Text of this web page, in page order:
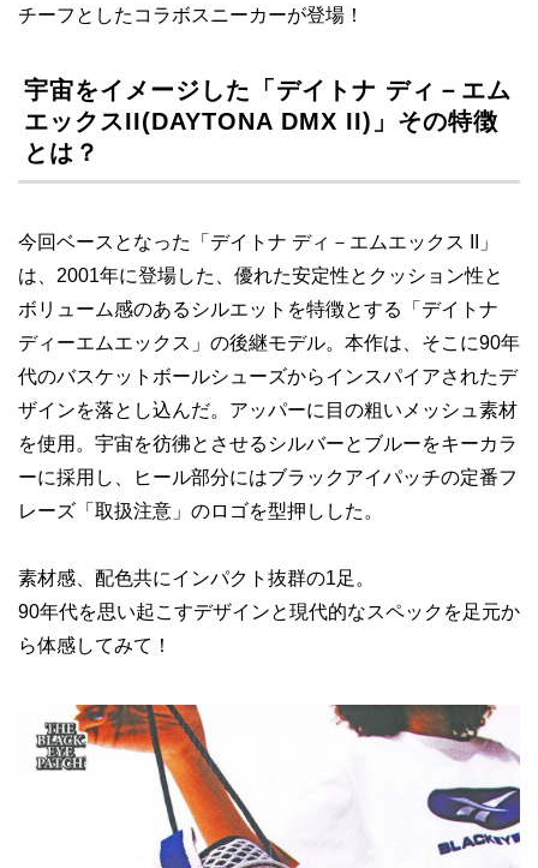
チーフとしたコラボスニーカーが登場！
宇宙をイメージした「デイトナ ディ－エム
エックスII(DAYTONA DMX II)」その特徴
とは？
今回ベースとなった「デイトナ ディ－エムエックス II」
は、2001年に登場した、優れた安定性とクッション性と
ボリューム感のあるシルエットを特徴とする「デイトナ
ディーエムエックス」の後継モデル。本作は、そこに90年
代のバスケットボールシューズからインスパイアされたデ
ザインを落とし込んだ。アッパーに目の粗いメッシュ素材
を使用。宇宙を彷彿とさせるシルバーとブルーをキーカラ
ーに採用し、ヒール部分にはブラックアイパッチの定番フ
レーズ「取扱注意」のロゴを型押しした。
素材感、配色共にインパクト抜群の1足。
90年代を思い起こすデザインと現代的なスペックを足元か
ら体感してみて！